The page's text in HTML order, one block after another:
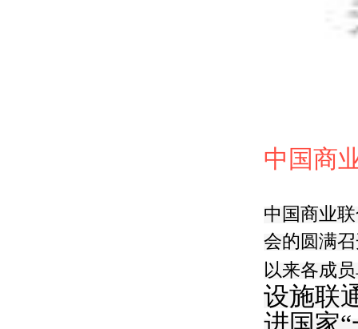
中国商
中国商业
会的圆满
以来各成
设施联